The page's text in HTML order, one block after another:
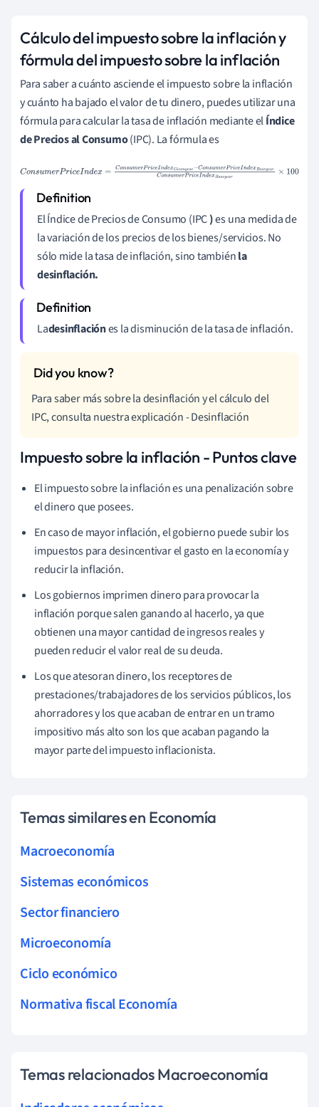
Cálculo del impuesto sobre la inflación y
fórmula del impuesto sobre la inflación
Para saber a cuánto asciende el impuesto sobre la inflación
y cuánto ha bajado el valor de tu dinero, puedes utilizar una
fórmula para calcular la tasa de inflación mediante elÍndice
de Precios al Consumo(IPC). La fórmula es
ConsumerPriceInde x=ConsumerPriceIndexGivenyear-
C
m
100
El Índice de Precios de Consumo (IPC)es una medida de
la variación de los precios de los bienes/servicios. No
sólo mide la tasa de inflación, sino tambiénla
desinflación.
Ladesinflaciónes la disminución de la tasa de inflación.
Para saber más sobre la desinflación y el cálculo del
IPC, consulta nuestra explicación - Desinflación
Impuesto sobre la inflación - Puntos clave
El impuesto sobre la inflación es una penalización sobre
el dinero que posees.
En caso de mayor inflación, el gobierno puede subir los
impuestos para desincentivar el gasto en la economía y
reducir la inflación.
Los gobiernos imprimen dinero para provocar la
inflación porque salen ganando al hacerlo, ya que
obtienen una mayor cantidad de ingresos reales y
pueden reducir el valor real de su deuda.
Los que atesoran dinero, los receptores de
prestaciones/trabajadores de los servicios públicos, los
ahorradores y los que acaban de entrar en un tramo
impositivo más alto son los que acaban pagando la
mayor parte del impuesto inflacionista.
Temas similares en Economía
Macroeconomía
Sistemas económicos
Sector financiero
Microeconomía
Ciclo económico
Normativa fiscal Economía
Temas relacionados Macroeconomía